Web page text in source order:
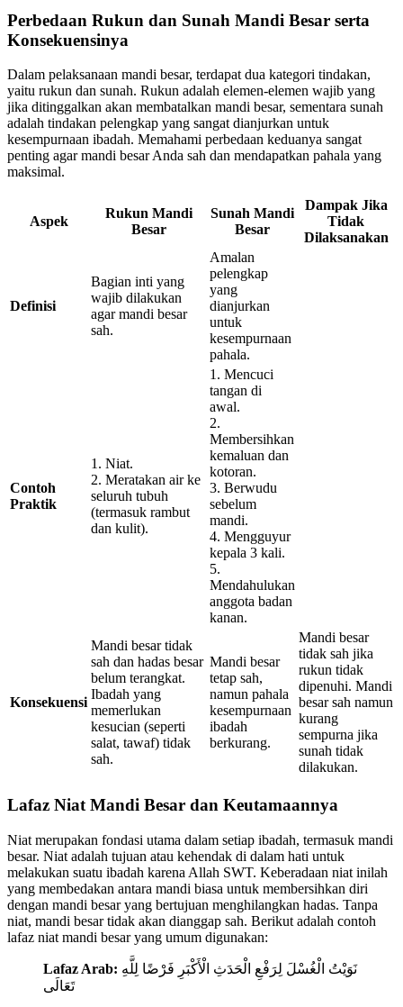
Perbedaan Rukun dan Sunah Mandi Besar serta
Konsekuensinya
Dalam pelaksanaan mandi besar, terdapat dua kategori tindakan,
yaitu rukun dan sunah. Rukun adalah elemen-elemen wajib yang
jika ditinggalkan akan membatalkan mandi besar, sementara sunah
adalah tindakan pelengkap yang sangat dianjurkan untuk
kesempurnaan ibadah. Memahami perbedaan keduanya sangat
penting agar mandi besar Anda sah dan mendapatkan pahala yang
maksimal.
Aspek
Rukun Mandi
Besar
Sunah Mandi
Besar
Dampak Jika
Tidak
Dilaksanakan
Definisi
Bagian inti yang
wajib dilakukan
agar mandi besar
sah.
Amalan
pelengkap
yang
dianjurkan
untuk
kesempurnaan
pahala.
Contoh
Praktik
1. Niat.
2. Meratakan air ke
seluruh tubuh
(termasuk rambut
dan kulit).
1. Mencuci
tangan di
awal.
2.
Membersihkan
kemaluan dan
kotoran.
3. Berwudu
sebelum
mandi.
4. Mengguyur
kepala 3 kali.
5.
Mendahulukan
anggota badan
kanan.
Konsekuensi
Mandi besar tidak
sah dan hadas besar
belum terangkat.
Ibadah yang
memerlukan
kesucian (seperti
salat, tawaf) tidak
sah.
Mandi besar
tetap sah,
namun pahala
kesempurnaan
ibadah
berkurang.
Mandi besar
tidak sah jika
rukun tidak
dipenuhi. Mandi
besar sah namun
kurang
sempurna jika
sunah tidak
dilakukan.
Lafaz Niat Mandi Besar dan Keutamaannya
Niat merupakan fondasi utama dalam setiap ibadah, termasuk mandi
besar. Niat adalah tujuan atau kehendak di dalam hati untuk
melakukan suatu ibadah karena Allah SWT. Keberadaan niat inilah
yang membedakan antara mandi biasa untuk membersihkan diri
dengan mandi besar yang bertujuan menghilangkan hadas. Tanpa
niat, mandi besar tidak akan dianggap sah. Berikut adalah contoh
lafaz niat mandi besar yang umum digunakan:
Lafaz Arab:
تَعَالَى